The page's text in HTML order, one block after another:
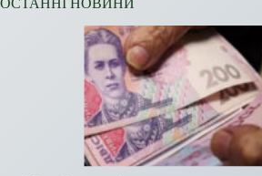
ОСТАННІ НОВИНИ